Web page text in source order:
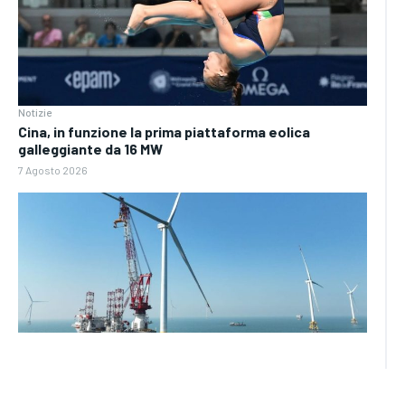
Notizie
Cina, in funzione la prima piattaforma eolica
galleggiante da 16 MW
7 Agosto 2026